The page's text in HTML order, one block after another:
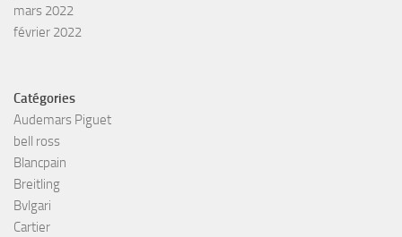
mars 2022
février 2022
Catégories
Audemars Piguet
bell ross
Blancpain
Breitling
Bvlgari
Cartier